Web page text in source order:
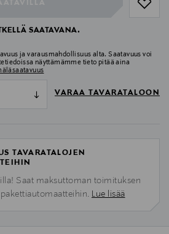
SAATAVANA.
ja varausmahdollisuus alta. Saatavuus voi
näyttämämme tieto pitää aina
VARAA TAVARATALOON
TAVARATALOJEN
Saat maksuttoman toimituksen
Lue lisää